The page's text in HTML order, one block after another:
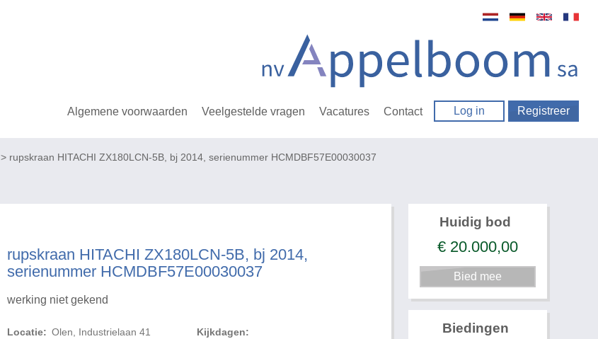
Algemene voorwaarden Veelgestelde vragen Vacatures Contact Log in Registreer
> rupskraan HITACHI ZX180LCN-5B, bj 2014, serienummer HCMDBF57E00030037
rupskraan HITACHI ZX180LCN-5B, bj 2014,
serienummer HCMDBF57E00030037
werking niet gekend
Locatie: Olen, Industrielaan 41
Kijkdagen:
Huidig bod
€ 20.000,00
Biedingen